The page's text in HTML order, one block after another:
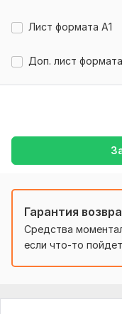
Лист формата А1
Доп. лист
Гарантия
Средства
если что-то